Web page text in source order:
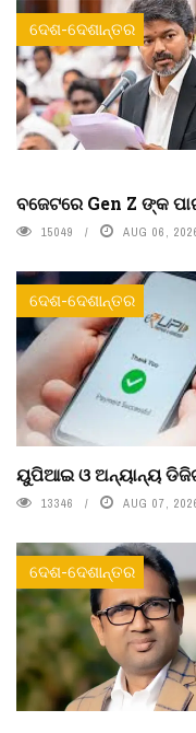
ଦେଶ-ଦେଶାନ୍ତର
ବଜେଟରେ Gen Z ଙ୍କ
15049 AUG 06,
ଦେଶ-ଦେଶାନ୍ତର
ୟୁପିଆଇ ଓ ଅନ୍ୟାନ୍ୟ
13346 AUG 07,
ଦେଶ-ଦେଶାନ୍ତର